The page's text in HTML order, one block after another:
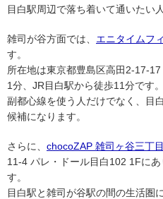
目白駅周辺で落ち着いて通いたい
雑司が谷方面では、 エニタイムフ
す。
所在地は東京都豊島区高田2-17-
1分、JR目白駅から徒歩11分です。
副都心線を使う人だけでなく、目
候補になります。
さらに、 chocoZAP 雑司ヶ谷三丁目
11-4 パレ・ドール目白102 1Fに
す。
目白駅と雑司が谷駅の間の生活圏